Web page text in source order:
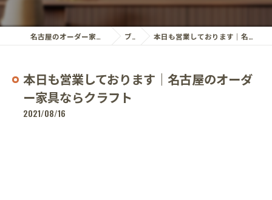
名古屋のオーダー家具ならクラフト株式会社 ブログ 本日も営業しております｜名古屋のオーダー家具ならクラフト
本日も営業しております｜名古屋のオーダ
ー家具ならクラフト
2021/08/16